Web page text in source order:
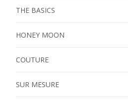
THE BASICS
HONEY MOON
COUTURE
SUR MESURE